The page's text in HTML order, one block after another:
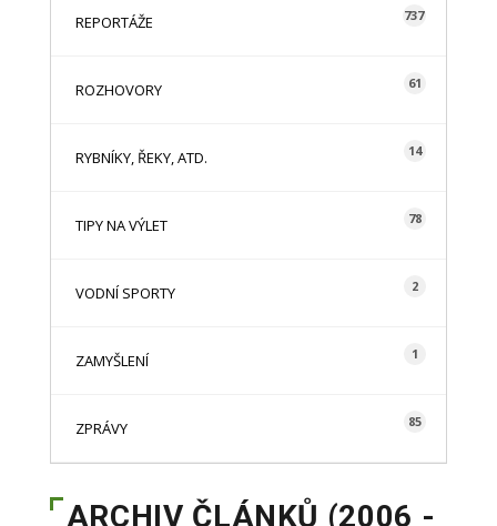
REPORTÁŽE 737
ROZHOVORY 61
RYBNÍKY, ŘEKY, ATD. 14
TIPY NA VÝLET 78
VODNÍ SPORTY 2
ZAMYŠLENÍ 1
ZPRÁVY 85
ARCHIV ČLÁNKŮ (2006 -